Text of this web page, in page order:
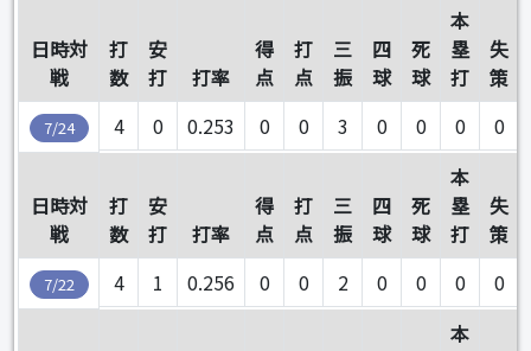
日時対
戦
打
数
安
打
打率
得
点
打
点
三
振
四
球
死
球
本
塁
打
失
策
7/24 4 0 0.253 0 0 3 0 0 0 0
日時対
戦
打
数
安
打
打率
得
点
打
点
三
振
四
球
死
球
本
塁
打
失
策
7/22 4 1 0.256 0 0 2 0 0 0 0
本